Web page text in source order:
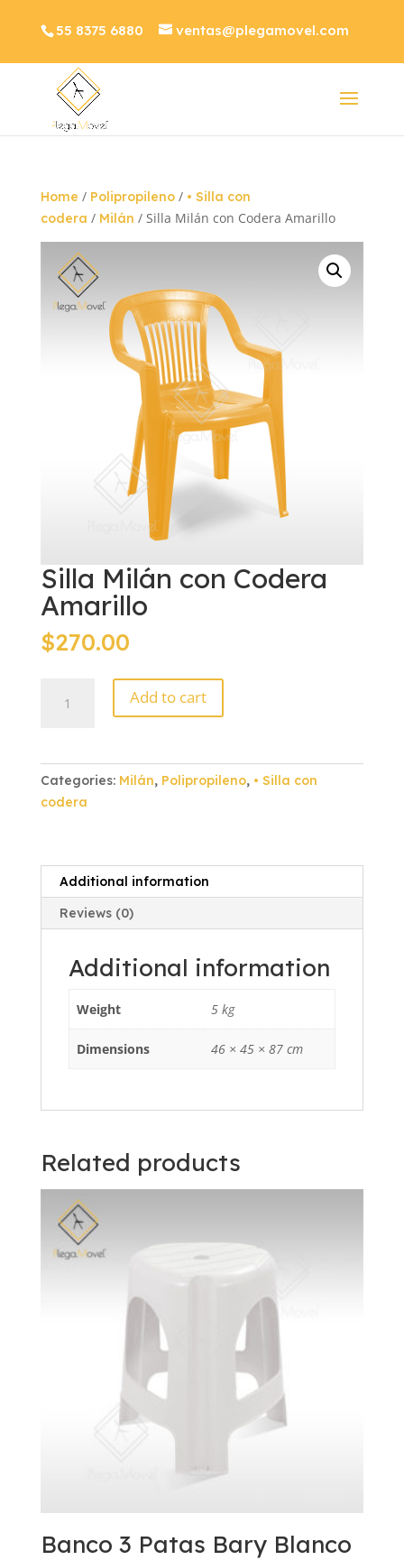
55 8375 6880 ventas@plegamovel.com
Home / Polipropileno/ • Silla con
codera / Milán / Silla Milán con Codera Amarillo
Silla Milán con Codera
Amarillo
$270.00
Milán
quantity
Add to cart
Categories: Milán, Polipropileno, • Silla con
codera
Additional information
Reviews (0)
Additional information
Weight 5 kg
Dimensions 46 × 45 × 87 cm
Related products
Banco 3 Patas Bary Blanco